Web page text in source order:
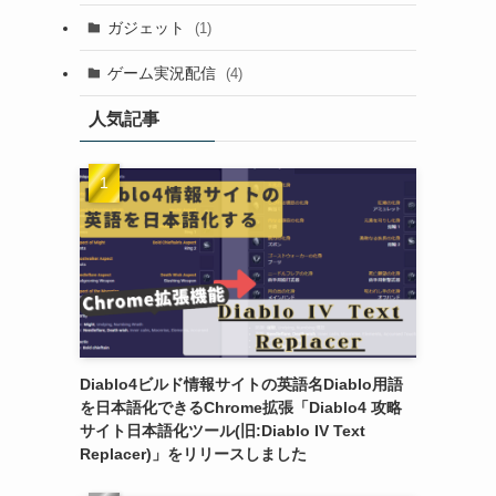
ガジェット (1)
ゲーム実況配信 (4)
人気記事
Diablo4ビルド情報サイトの英語名Diablo用語
を日本語化できるChrome拡張「Diablo4 攻略
サイト日本語化ツール(旧:Diablo IV Text
Replacer)」をリリースしました